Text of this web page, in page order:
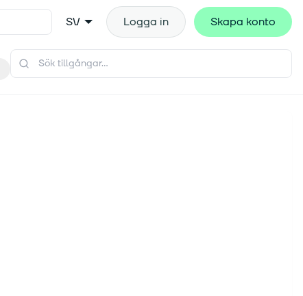
SV Logga in Skapa konto